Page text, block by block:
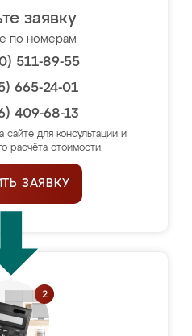
заявку
по номерам
511-89-55
665-24-01
409-68-13
сайте для консультации и
расчёта стоимости.
ЗАЯВКУ